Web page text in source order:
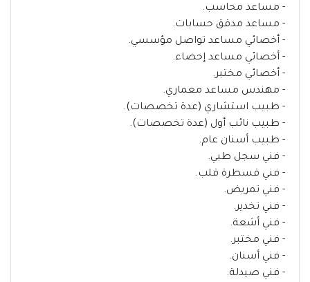
- مساعد محاسب.
- مساعد مدقق حسابات.
- أخصائي مساعد تواصل مؤسسي.
- أخصائي مساعد إحصاء.
- أخصائي مختبر.
- مهندس مساعد معماري.
- طبيب استشاري (عدة تخصصات).
- طبيب نائب أول (عدة تخصصات).
- طبيب أسنان عام.
- فني سجل طبي.
- فني قسطرة قلب.
- فني تمريض.
- فني تخدير.
- فني أشعة.
- فني مختبر.
- فني أسنان.
- فني صيدلة.